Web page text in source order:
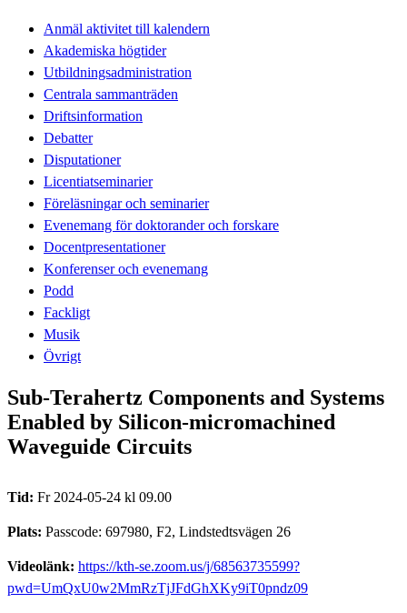
Anmäl aktivitet till kalendern
Akademiska högtider
Utbildningsadministration
Centrala sammanträden
Driftsinformation
Debatter
Disputationer
Licentiatseminarier
Föreläsningar och seminarier
Evenemang för doktorander och forskare
Docentpresentationer
Konferenser och evenemang
Podd
Fackligt
Musik
Övrigt
Sub-Terahertz Components and Systems
Enabled by Silicon-micromachined
Waveguide Circuits
Tid: Fr 2024-05-24 kl 09.00
Plats: Passcode: 697980, F2, Lindstedtsvägen 26
Videolänk: https://kth-se.zoom.us/j/68563735599?
pwd=UmQxU0w2MmRzTjJFdGhXKy9iT0pndz09